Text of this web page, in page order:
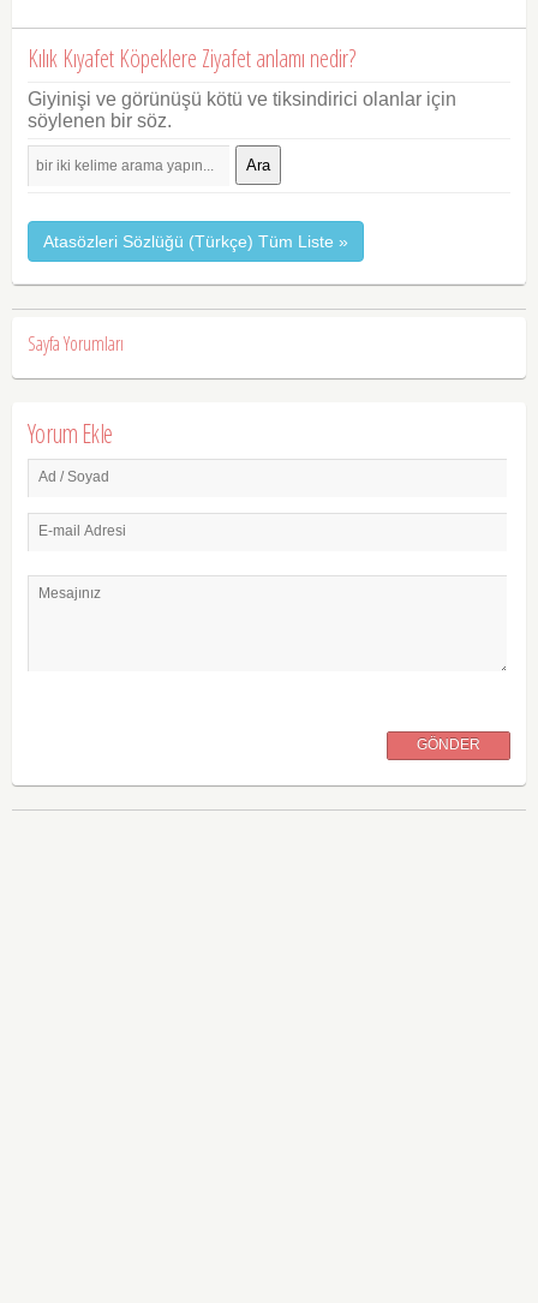
Kılık Kıyafet Köpeklere Ziyafet anlamı nedir?
Giyinişi ve görünüşü kötü ve tiksindirici olanlar için
söylenen bir söz.
Ara
Atasözleri Sözlüğü (Türkçe) Tüm Liste »
Sayfa Yorumları
Yorum Ekle
Ad / Soyad
E-mail Adresi
Mesajınız
GÖNDER